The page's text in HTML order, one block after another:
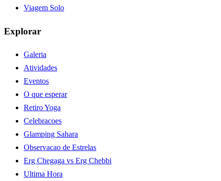
Viagem Solo
Explorar
Galeria
Atividades
Eventos
O que esperar
Retiro Yoga
Celebracoes
Glamping Sahara
Observacao de Estrelas
Erg Chegaga vs Erg Chebbi
Ultima Hora